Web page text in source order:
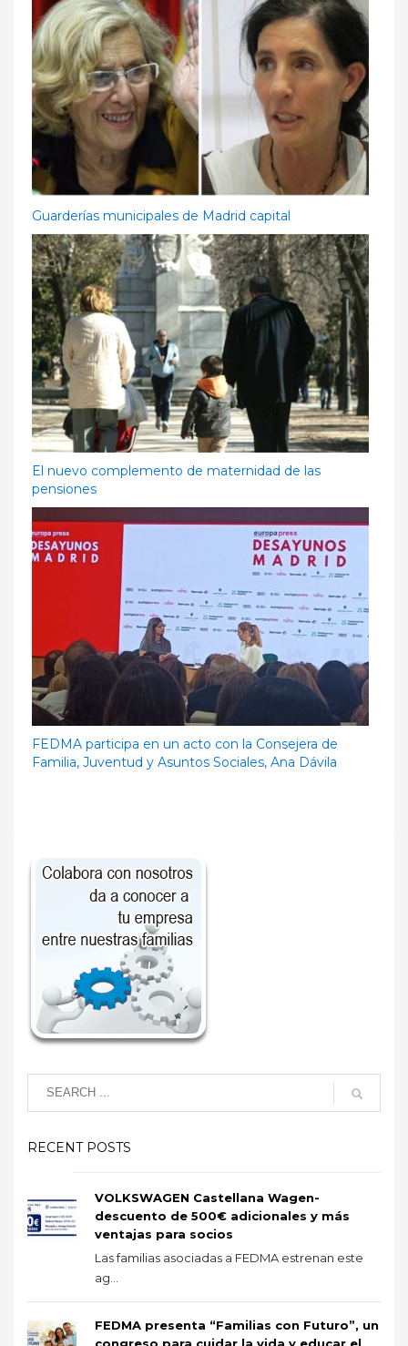
Guarderías municipales de Madrid capital
El nuevo complemento de maternidad de las
pensiones
FEDMA participa en un acto con la Consejera de
Familia, Juventud y Asuntos Sociales, Ana Dávila
RECENT POSTS
VOLKSWAGEN Castellana Wagen-
descuento de 500€ adicionales y más
ventajas para socios
Las familias asociadas a FEDMA estrenan este
ag...
FEDMA presenta “Familias con Futuro”, un
congreso para cuidar la vida y educar el